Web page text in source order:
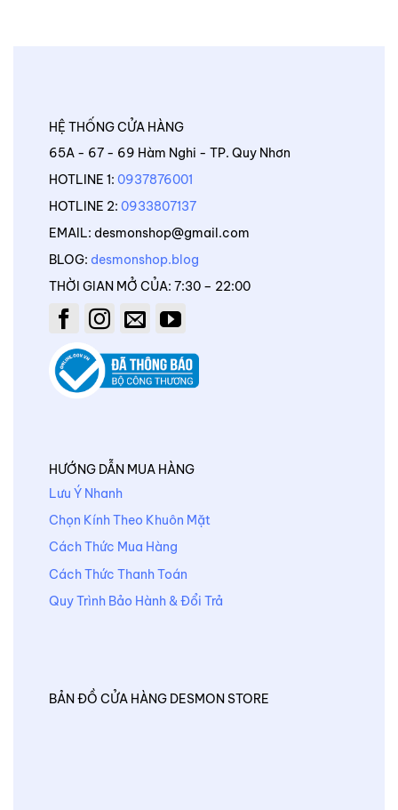
HỆ THỐNG CỬA HÀNG
65A - 67 - 69 Hàm Nghi - TP. Quy Nhơn
HOTLINE 1: 0937876001
HOTLINE 2: 0933807137
EMAIL: desmonshop@gmail.com
BLOG: desmonshop.blog
THỜI GIAN MỞ CỦA: 7:30 – 22:00
HƯỚNG DẪN MUA HÀNG
Lưu Ý Nhanh
Chọn Kính Theo Khuôn Mặt
Cách Thức Mua Hàng
Cách Thức Thanh Toán
Quy Trình Bảo Hành & Đổi Trả
BẢN ĐỒ CỬA HÀNG DESMON STORE